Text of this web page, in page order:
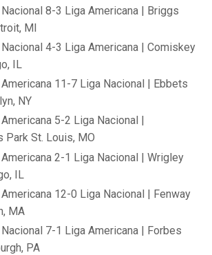
8-3 Liga Americana | Briggs
MI
4-3 Liga Americana | Comiskey
IL
11-7 Liga Nacional | Ebbets
NY
5-2 Liga Nacional |
Park St. Louis, MO
2-1 Liga Nacional | Wrigley
IL
12-0 Liga Nacional | Fenway
MA
7-1 Liga Americana | Forbes
PA